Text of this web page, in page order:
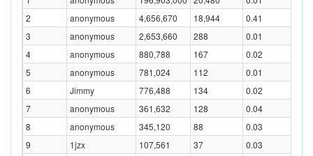
2
anonymous 4,656,670 18,944
0.41
3
anonymous 2,653,660 288
0.01
4
anonymous 880,788 167
0.02
5
anonymous 781,024 112
0.01
6
Jimmy 776,488 134
0.02
7
anonymous 361,632 128
0.04
8
anonymous 345,120 88
0.03
9
1jzx 107,561 37
0.03